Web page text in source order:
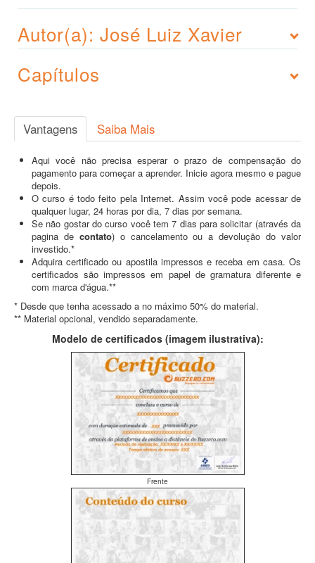
Autor(a): José Luiz Xavier
Capítulos
Vantagens Saiba Mais
Aqui você não precisa esperar o prazo de compensação do
pagamento para começar a aprender. Inicie agora mesmo e pague
depois.
O curso é todo feito pela Internet. Assim você pode acessar de
qualquer lugar, 24 horas por dia, 7 dias por semana.
Se não gostar do curso você tem 7 dias para solicitar (através da
pagina de contato) o cancelamento ou a devolução do valor
investido.*
Adquira certificado ou apostila impressos e receba em casa. Os
certificados são impressos em papel de gramatura diferente e
com marca d'água.**
* Desde que tenha acessado a no máximo 50% do material.
** Material opcional, vendido separadamente.
Modelo de certificados (imagem ilustrativa):
Frente